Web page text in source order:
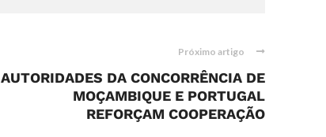
Próximo artigo
AUTORIDADES DA CONCORRÊNCIA DE
MOÇAMBIQUE E PORTUGAL
REFORÇAM COOPERAÇÃO